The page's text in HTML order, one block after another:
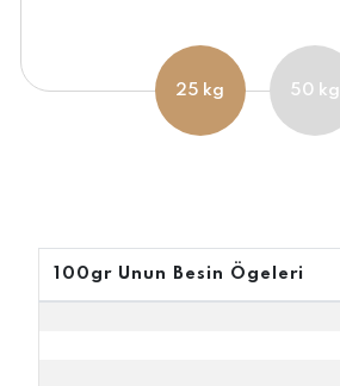
25 kg 50 kg
100gr Unun Besin Ögeleri